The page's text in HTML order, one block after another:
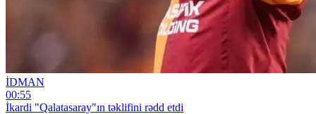
İDMAN
00:55
İkardi "Qalatasaray"ın təklifini rədd etdi